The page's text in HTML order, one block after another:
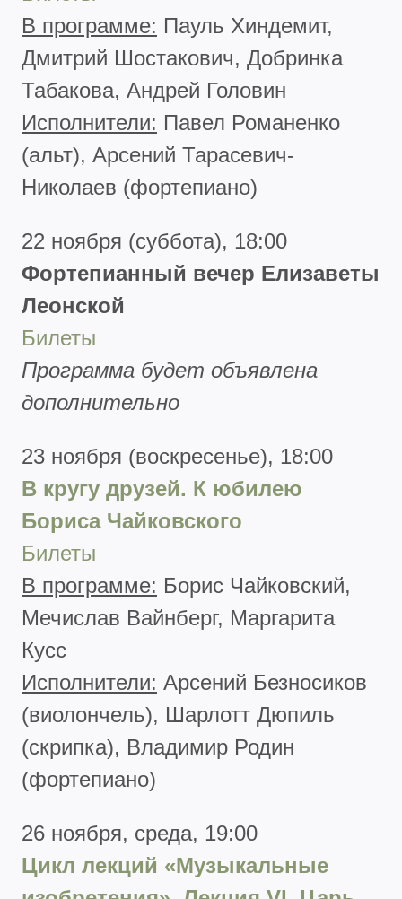
В программе: Пауль Хиндемит,
Дмитрий Шостакович, Добринка
Табакова, Андрей Головин
Исполнители: Павел Романенко
(альт), Арсений Тарасевич-
Николаев (фортепиано)
22 ноября (суббота), 18:00
Фортепианный вечер Елизаветы
Леонской
Билеты
Программа будет объявлена
дополнительно
23 ноября (воскресенье), 18:00
В кругу друзей. К юбилею
Бориса Чайковского
Билеты
В программе: Борис Чайковский,
Мечислав Вайнберг, Маргарита
Кусс
Исполнители: Арсений Безносиков
(виолончель), Шарлотт Дюпиль
(скрипка), Владимир Родин
(фортепиано)
26 ноября, среда, 19:00
Цикл лекций «Музыкальные